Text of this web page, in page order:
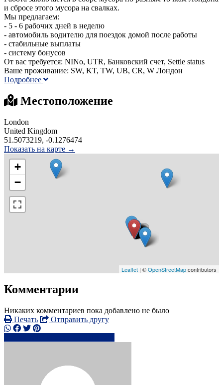
и сбросе этого мусора на свалках.
Мы предлагаем:
- 5 - 6 рабочих дней в неделю
- автомобиль водителю для поездок домой после работы
- стабильные выплаты
- систему бонусов
От вас требуется: NINo, UTR, Банковский счет, Settle status
Ваше проживание: SW, KT, TW, UB, CR, W Лондон
Подробнее
Местоположение
London
United Kingdom
51.5073219, -0.1276474
Показать на карте →
+
−
Leaflet | ©OpenStreetMapcontributors
Комментарии
Никаких комментариев пока добавлено не было
Печать
Отправить другу